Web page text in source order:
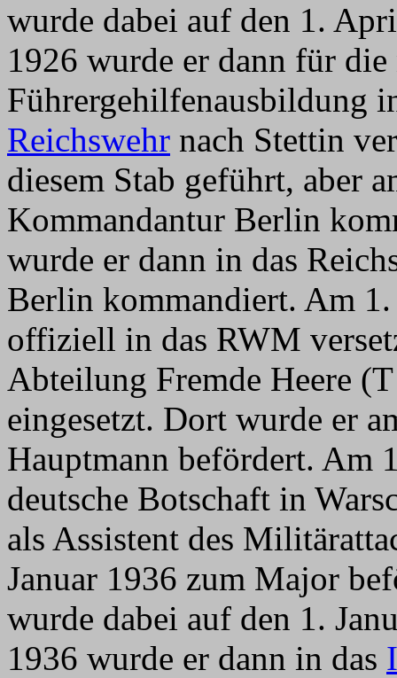
wurde dabei auf den 1.
1926 wurde er dann für die
Führergehilfenausbildung
Reichswehr nach Stettin
diesem Stab geführt, aber
Kommandantur Berlin
wurde er dann in das
Berlin kommandiert. Am
offiziell in das RWM
Abteilung Fremde Heere
eingesetzt. Dort wurde er
Hauptmann befördert. Am
deutsche Botschaft in
als Assistent des
Januar 1936 zum Major
wurde dabei auf den 1.
1936 wurde er dann in das